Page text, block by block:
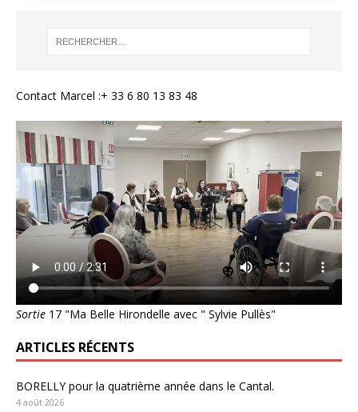
Contact Marcel :+ 33 6 80 13 83 48
Sortie 17 "Ma Belle Hirondelle avec " Sylvie Pullès"
ARTICLES RÉCENTS
BORELLY pour la quatrième année dans le Cantal.
4 août 2026